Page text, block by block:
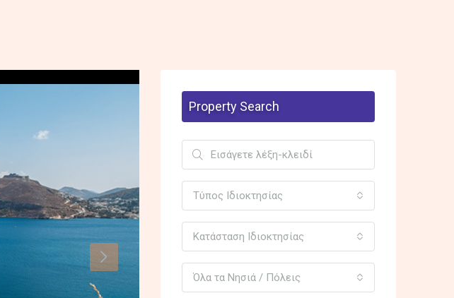
Property Search
Τύπος Ιδιοκτησίας
Κατάσταση Ιδιοκτησίας
Όλα τα Νησιά / Πόλεις